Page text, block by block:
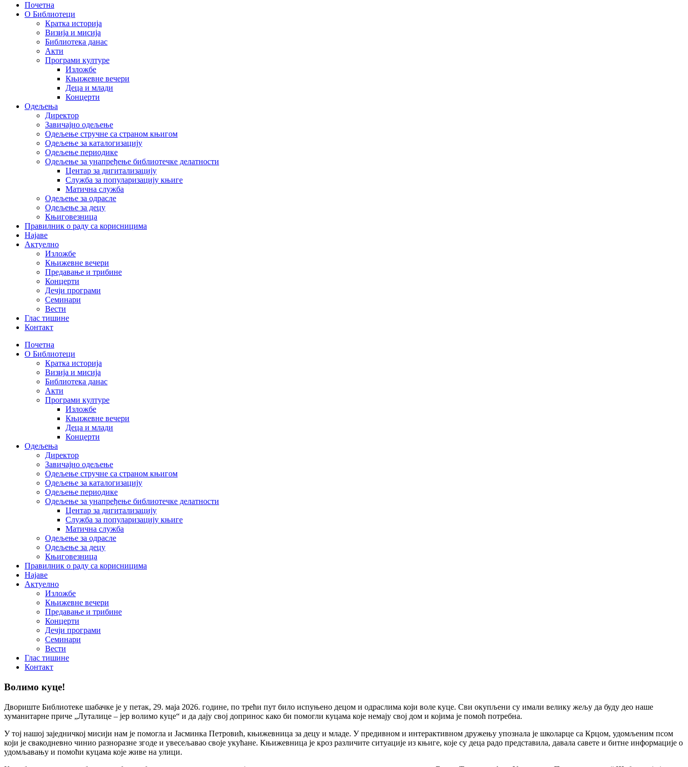
Почетна
О Библиотеци
Кратка историја
Визија и мисија
Библиотека данас
Акти
Програми културе
Изложбе
Књижевне вечери
Деца и млади
Концерти
Одељења
Директор
Завичајно одељење
Одељење стручне са страном књигом
Одељење за каталогизацију
Одељење периодике
Одељење за унапређење библиотечке делатности
Центар за дигитализацију
Служба за популаризацију књиге
Матична служба
Одељење за одрасле
Одељење за децу
Књиговезница
Правилник о раду са корисницима
Најаве
Актуелно
Изложбе
Књижевне вечери
Предавање и трибине
Концерти
Дечји програми
Семинари
Вести
Глас тишине
Контакт
Почетна
О Библиотеци
Кратка историја
Визија и мисија
Библиотека данас
Акти
Програми културе
Изложбе
Књижевне вечери
Деца и млади
Концерти
Одељења
Директор
Завичајно одељење
Одељење стручне са страном књигом
Одељење за каталогизацију
Одељење периодике
Одељење за унапређење библиотечке делатности
Центар за дигитализацију
Служба за популаризацију књиге
Матична служба
Одељење за одрасле
Одељење за децу
Књиговезница
Правилник о раду са корисницима
Најаве
Актуелно
Изложбе
Књижевне вечери
Предавање и трибине
Концерти
Дечји програми
Семинари
Вести
Глас тишине
Контакт
Волимо куце!
Двориште Библиотеке шабачке је у петак, 29. маја 2026. године, по трећи пут било испуњено децом и одраслима који воле куце. Сви окупљени су имали велику жељу да буду део наше
хуманитарне приче „Луталице – јер волимо куце“ и да дају свој допринос како би помогли куцама које немају свој дом и којима је помоћ потребна.
У тој нашој заједничкој мисији нам је помогла и Јасминка Петровић, књижевница за децу и младе. У предивном и интерактивном дружењу упознала је школарце са Крцом, удомљеним псом
који је свакодневно чинио разноразне згоде и увесељавао своје укућане. Књижевница је кроз различите ситуације из књиге, које су деца радо представила, давала савете и битне информације о
удомљавању и помоћи куцама које живе на улици.